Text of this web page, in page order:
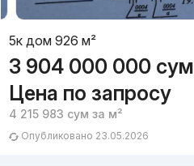
5к дом 926 м²
3 904 000 000 сум
Цена по запросу
4 215 983 сум за м²
Опубликовано 23.05.2026